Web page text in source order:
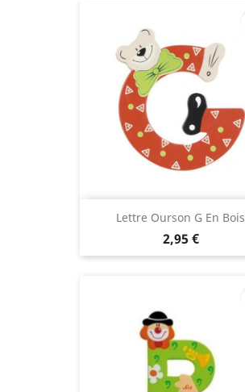
Lettre Ourson G En Bois
2,95 €